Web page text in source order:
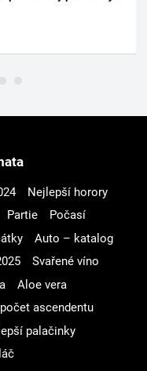
Nejlepší horory
Partie
Počasí
Auto – katalog
Svařené víno
Aloe vera
ascendentu
palačinky